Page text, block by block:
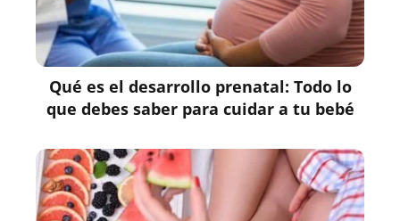
Qué es el desarrollo prenatal: Todo lo
que debes saber para cuidar a tu bebé